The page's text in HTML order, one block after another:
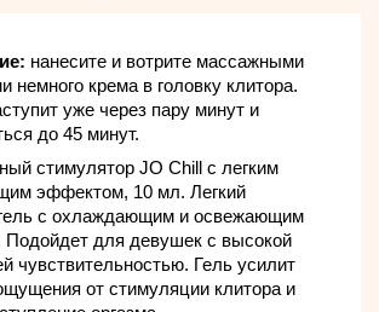
нанесите и вотрите массажными
немного крема в головку клитора.
уже через пару минут и
до 45 минут.
стимулятор JO Chill с легким
эффектом, 10 мл. Легкий
с охлаждающим и освежающим
для девушек с высокой
чувствительностью. Гель усилит
от стимуляции клитора и